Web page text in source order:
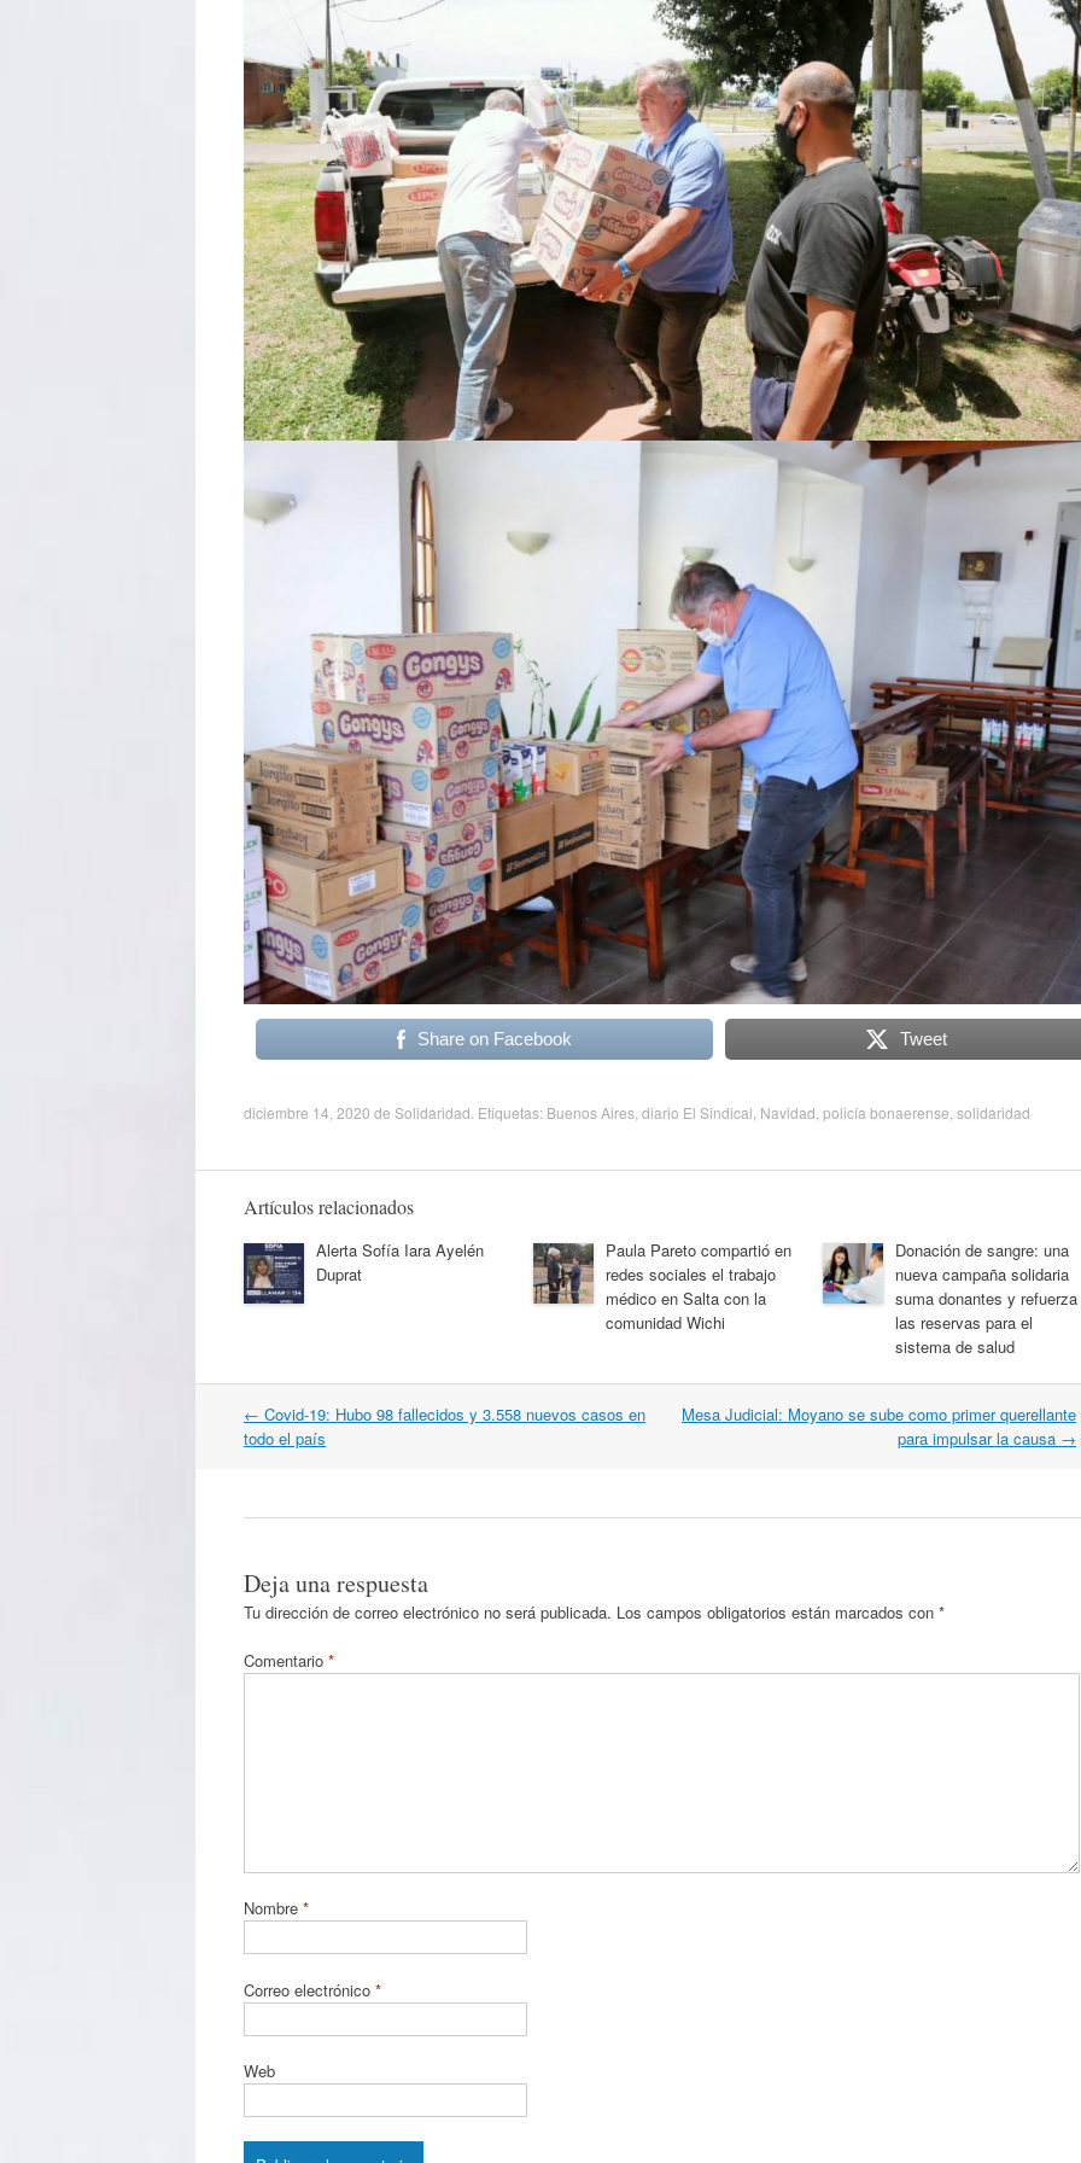
Share on Facebook Tweet
diciembre 14, 2020 de Solidaridad . Etiquetas: Buenos Aires diario El Sindical Navidad policía bonaerense solidaridad
Artículos relacionados
Alerta Sofía Iara Ayelén
Duprat
Paula Pareto compartió en
redes sociales el trabajo
médico en Salta con la
comunidad Wichi
Donación de sangre: una
nueva campaña solidaria
suma donantes y refuerza
las reservas para el
sistema de salud
Navegación
por
← Covid-19: Hubo 98 fallecidos y 3.558 nuevos casos en
todo el país
Mesa Judicial: Moyano se sube como primer querellante
para impulsar la causa →
Deja una respuesta
Tu dirección de correo electrónico no será publicada. Los campos obligatorios están marcados con *
Comentario *
Nombre *
Correo electrónico *
Web